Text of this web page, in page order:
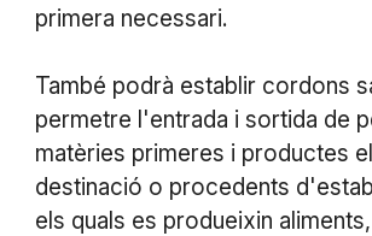
primera necessari.
També podrà establir cordons
permetre l'entrada i sortida de
matèries primeres i productes
destinació o procedents
els quals es produeixin